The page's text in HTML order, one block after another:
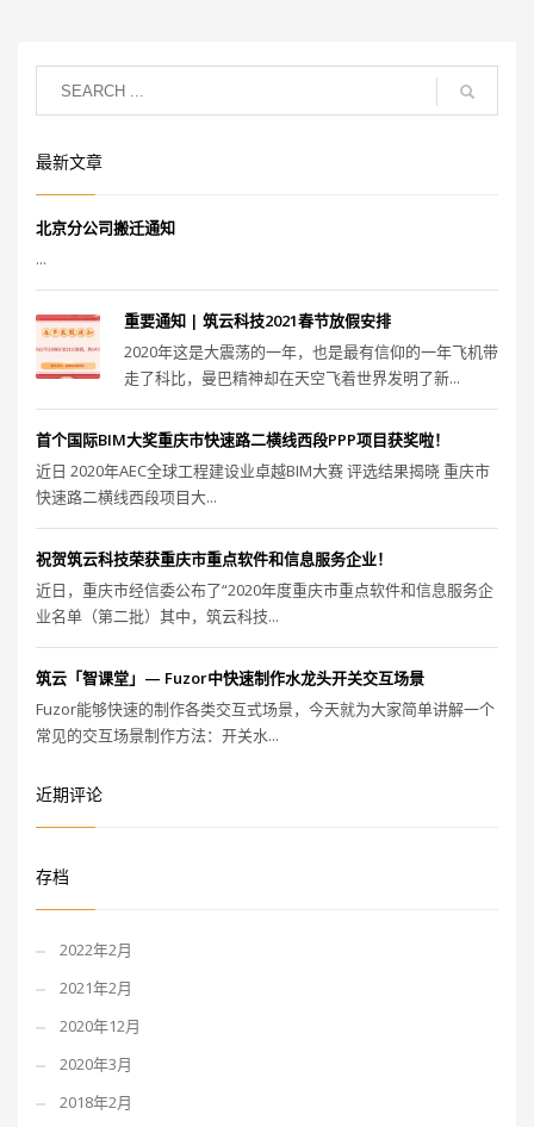
最新文章
北京分公司搬迁通知
...
重要通知 | 筑云科技2021春节放假安排
2020年这是大震荡的一年，也是最有信仰的一年飞机带
走了科比，曼巴精神却在天空飞着世界发明了新...
首个国际BIM大奖重庆市快速路二横线西段PPP项目获奖啦！
近日 2020年AEC全球工程建设业卓越BIM大赛 评选结果揭晓 重庆市
快速路二横线西段项目大...
祝贺筑云科技荣获重庆市重点软件和信息服务企业！
近日，重庆市经信委公布了“2020年度重庆市重点软件和信息服务企
业名单（第二批）其中，筑云科技...
筑云「智课堂」— Fuzor中快速制作水龙头开关交互场景
Fuzor能够快速的制作各类交互式场景，今天就为大家简单讲解一个
常见的交互场景制作方法：开关水...
近期评论
存档
2022年2月
2021年2月
2020年12月
2020年3月
2018年2月